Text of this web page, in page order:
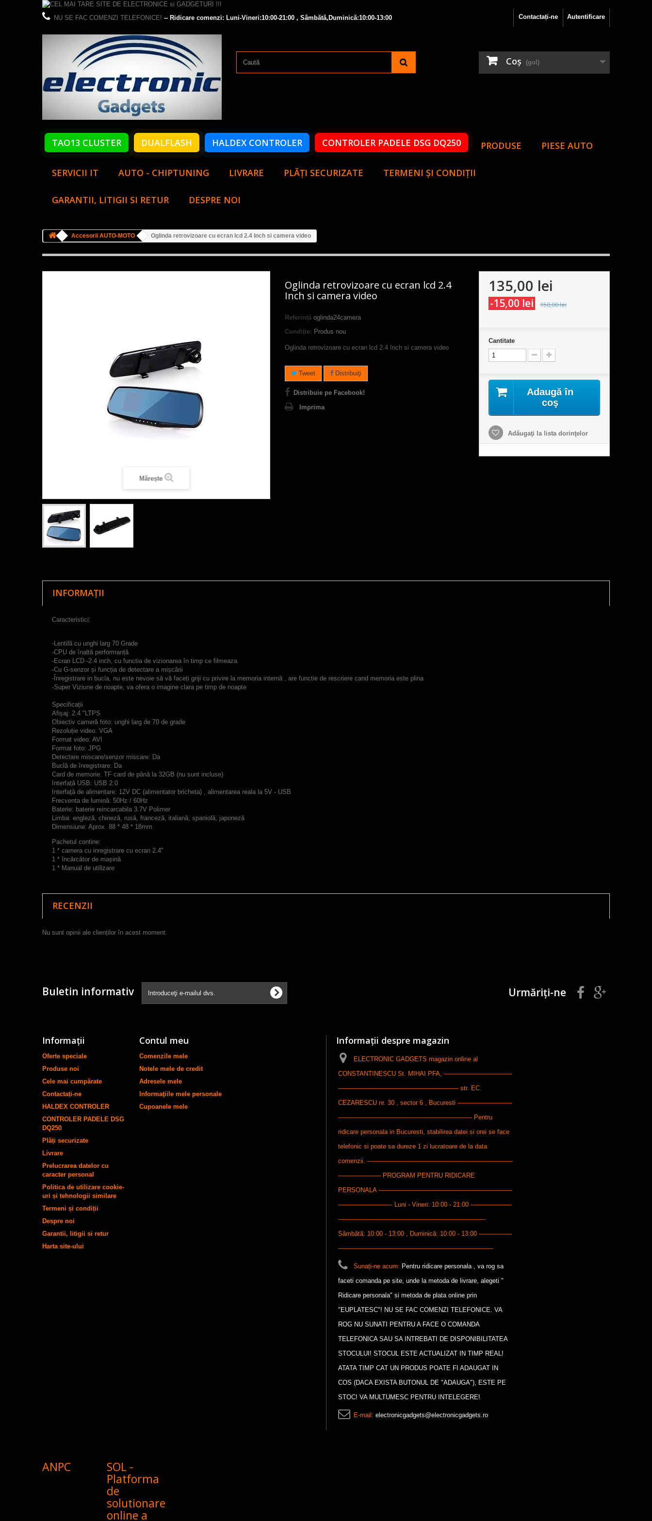
Autentificare
Contactați-ne
NU SE FAC COMENZI TELEFONICE! -- Ridicare comenzi: Luni-Vineri:10:00-21:00 , Sâmbătă,Duminică:10:00-13:00
Coş (gol)
TAO13 CLUSTER DUALFLASH HALDEX CONTROLER CONTROLER PADELE DSG DQ250 PRODUSE PIESE AUTO
SERVICII IT AUTO - CHIPTUNING LIVRARE PLĂȚI SECURIZATE TERMENI ȘI CONDIȚII
GARANTII, LITIGII SI RETUR DESPRE NOI
Accesorii AUTO-MOTO Oglinda retrovizoare cu ecran lcd 2.4 Inch si camera video
Mărește
Oglinda retrovizoare cu ecran lcd 2.4
Inch si camera video
Referință oglinda24camera
Condiție: Produs nou
Oglinda retrovizoare cu ecran lcd 2.4 Inch si camera video
Tweet Distribuiţi
Distribuie pe Facebook!
Imprima
135,00 lei
-15,00 lei 150,00 lei
Cantitate
Adaugă în
coş
Adăugaţi la lista dorinţelor
INFORMAȚII
Caracteristici:
-Lentilă cu unghi larg 70 Grade
-CPU de înaltă performanță
-Ecran LCD -2.4 inch, cu functia de vizionarea în timp ce filmeaza
-Cu G-senzor și funcția de detectare a mișcării
- Înregistrare in bucla, nu este nevoie să vă faceți griji cu privire la memoria internă , are functie de rescriere cand memoria este plina
-Super Viziune de noapte, va ofera o imagine clara pe timp de noapte
Specificații
Afișaj: 2.4 " LTPS
Obiectiv cameră foto: unghi larg de 70 de grade
Rezoluție video: VGA
Format video: AVI
Format foto: JPG
Detectare miscare/senzor miscare: Da
Buclă de înregistrare: Da
Card de memorie: TF card de până la 32GB (nu sunt incluse)
Interfață USB: USB 2.0
Interfață de alimentare: 12V DC (alimentator bricheta) , alimentarea reala la 5V - USB
Frecventa de lumină: 50Hz / 60Hz
Baterie: baterie reincarcabila 3.7V Polimer
Limba: engleză, chineză, rusă, franceză, italiană, spaniolă, japoneză
Dimensiune: Aprox. 88 * 48 * 18mm
Pachetul contine:
1 * camera cu inregistrare cu ecran 2.4"
1 * încărcător de mașină
1 * Manual de utilizare
RECENZII
Nu sunt opinii ale clienților în acest moment.
Buletin informativ Urmăriți-ne
Informaţii
Oferte speciale
Produse noi
Cele mai cumpărate
Contactați-ne
HALDEX CONTROLER
CONTROLER PADELE DSG
DQ250
Plăți securizate
Livrare
Prelucrarea datelor cu
caracter personal
Politica de utilizare cookie-
uri și tehnologii similare
Termeni și condiții
Despre noi
Garantii, litigii si retur
Harta site-ului
Contul meu
Comenzile mele
Notele mele de credit
Adresele mele
Informaţiile mele personale
Cupoanele mele
Informații despre magazin
ELECTRONIC GADGETS magazin online al
CONSTANTINESCU St. MIHAI PFA, -----------------------------------
-------------------------------------------------------------- str. EC.
CEZARESCU nr. 30 , sector 6 , Bucuresti ----------------------------
--------------------------------------------------------------------- Pentru
ridicare personala in Bucuresti, stabilirea datei si orei se face
telefonic si poate sa dureze 1 zi lucratoare de la data
comenzii. ---------------------------------------------------------------------------
---------------------- PROGRAM PENTRU RIDICARE
PERSONALA ---------------------------------------------------------------------
---------------------------- Luni - Vineri: 10:00 - 21:00 ---------------------
----------------------------------------------------------------------------
Sâmbătă: 10:00 - 13:00 , Duminică: 10:00 - 13:00 -----------------
--------------------------------------------------------------------------------
Sunați-ne acum: Pentru ridicare personala , va rog sa
faceti comanda pe site, unde la metoda de livrare, alegeti "
Ridicare personala" si metoda de plata online prin
"EUPLATESC"! NU SE FAC COMENZI TELEFONICE. VA
ROG NU SUNATI PENTRU A FACE O COMANDA
TELEFONICA SAU SA INTREBATI DE DISPONIBILITATEA
STOCULUI! STOCUL ESTE ACTUALIZAT IN TIMP REAL!
ATATA TIMP CAT UN PRODUS POATE FI ADAUGAT IN
COS (DACA EXISTA BUTONUL DE "ADAUGA"), ESTE PE
STOC! VA MULTUMESC PENTRU INTELEGERE!
E-mail: electronicgadgets@electronicgadgets.ro
ANPC SOL -
Platforma
de
solutionare
online a